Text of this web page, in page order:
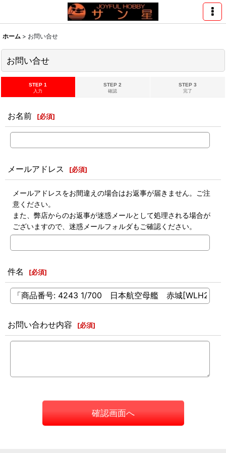
ホーム > お問い合せ
お問い合せ
STEP 1
入力
STEP 2
確認
STEP 3
完了
お名前 [必須]
メールアドレス [必須]
メールアドレスをお間違えの場合はお返事が届きません。ご注
意ください。
また、弊店からのお返事が迷惑メールとして処理される場合が
ございますので、迷惑メールフォルダもご確認ください。
件名 [必須]
お問い合わせ内容 [必須]
確認画面へ